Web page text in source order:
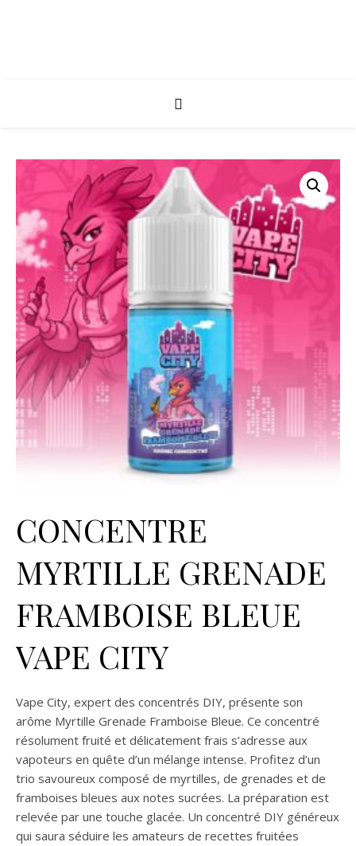
CONCENTRE
MYRTILLE GRENADE
FRAMBOISE BLEUE
VAPE CITY
Vape City, expert des concentrés DIY, présente son
arôme Myrtille Grenade Framboise Bleue. Ce concentré
résolument fruité et délicatement frais s’adresse aux
vapoteurs en quête d’un mélange intense. Profitez d’un
trio savoureux composé de myrtilles, de grenades et de
framboises bleues aux notes sucrées. La préparation est
relevée par une touche glacée. Un concentré DIY généreux
qui saura séduire les amateurs de recettes fruitées